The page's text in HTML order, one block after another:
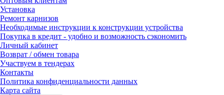
Установка
Ремонт карнизов
Необходимые инструкции к конструкции устройства
Покупка в кредит - удобно и возможность сэкономить
Личный кабинет
Возврат / обмен товара
Участвуем в тендерах
Контакты
Политика конфиденциальности данных
Карта сайта